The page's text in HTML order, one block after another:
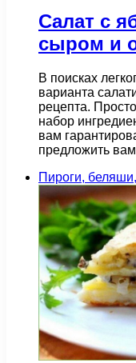
Салат с
сыром и
В поисках
варианта
рецепта.
набор
вам
предложить
Пироги,